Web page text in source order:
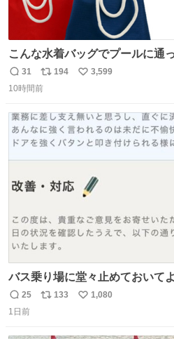
こんな水着バッグでプールに通
世代（笑） #70年代 #80年代
返
信
31
リ
ポ
ト
数
194
い
数
3,599
10時間前
バス乗り場に堂々止めておいて
ね 運転士は日本人やったのなら韓国人は関係ないし、なん
なら68歳も関係ない…
返
信
25
リ
133
い
1,080
1日前